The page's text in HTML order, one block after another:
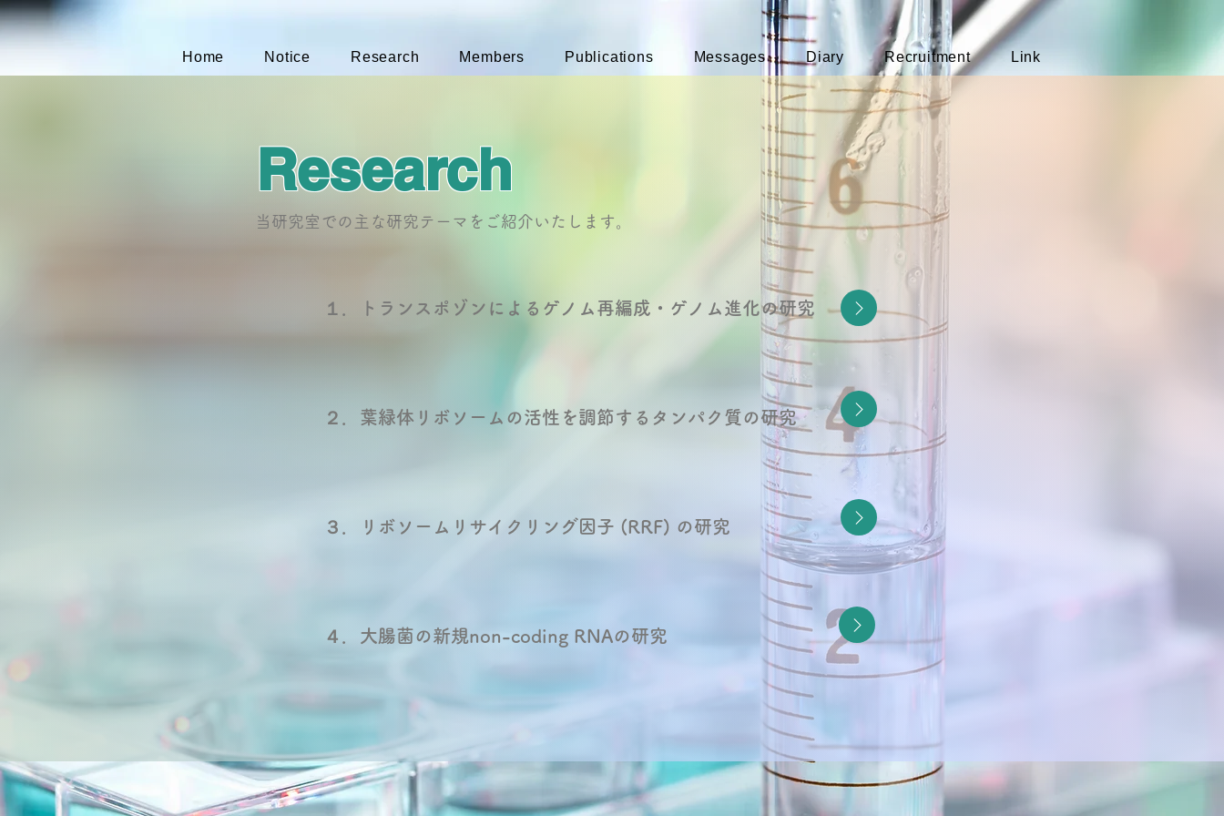
Home Notice Research Members Publications Messages Diary Recruitment Link
Research
​当研究室での主な研究テーマをご紹介いたします。
​１．トランスポゾンによるゲノム再編成・ゲノム進化の研究
２．葉緑体リボソームの活性を調節するタンパク質の研究
３．リボソームリサイクリング因子 (RRF) の研究
​４．大腸菌の新規non-coding RNAの研究